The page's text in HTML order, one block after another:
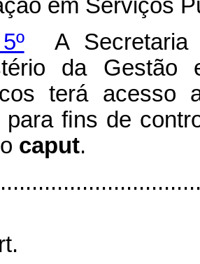
em Serviços
A Secretaria
da Gestão
terá acesso
para ﬁns de
caput.